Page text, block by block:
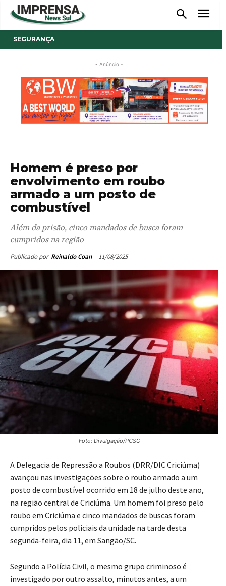
SEGURANÇA
- Anúncio -
Homem é preso por
envolvimento em roubo
armado a um posto de
combustível
Além da prisão, cinco mandados de busca foram
cumpridos na região
Publicado por Reinaldo Coan 11/08/2025
Foto: Divulgação/PCSC
A Delegacia de Repressão a Roubos (DRR/DIC Criciúma)
avançou nas investigações sobre o roubo armado a um
posto de combustível ocorrido em 18 de julho deste ano,
na região central de Criciúma. Um homem foi preso pelo
roubo em Criciúma e cinco mandados de buscas foram
cumpridos pelos policiais da unidade na tarde desta
segunda-feira, dia 11, em Sangão/SC.
Segundo a Polícia Civil, o mesmo grupo criminoso é
investigado por outro assalto, minutos antes, a um